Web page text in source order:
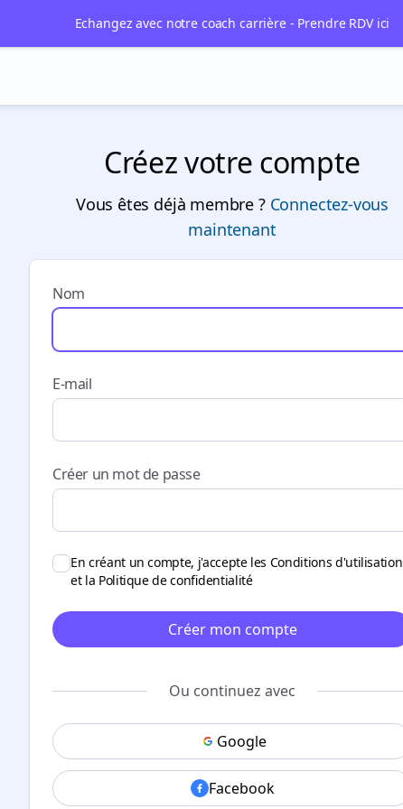
Echangez avec notre coach carrière - Prendre RDV ici
Créez votre compte
Vous êtes déjà membre ? Connectez-vous
maintenant
Nom
E-mail
Créer un mot de passe
En créant un compte, j'accepte les Conditions d'utilisation
et la Politique de confidentialité
Créer mon compte
Ou continuez avec
Google
Facebook